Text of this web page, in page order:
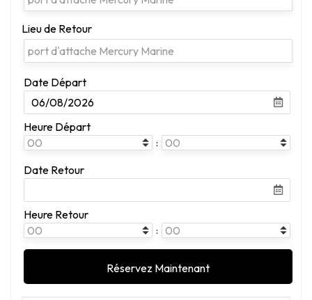
Lieu de Retour
Date Départ
Heure Départ
:
Date Retour
Heure Retour
: